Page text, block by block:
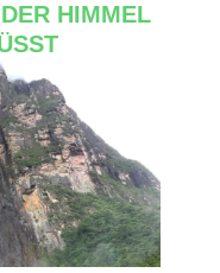
HIMMEL